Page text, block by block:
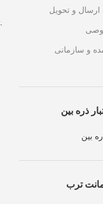
و تحویل
و سازمانی
ذره بین
ترب
محصولات. این فرصت